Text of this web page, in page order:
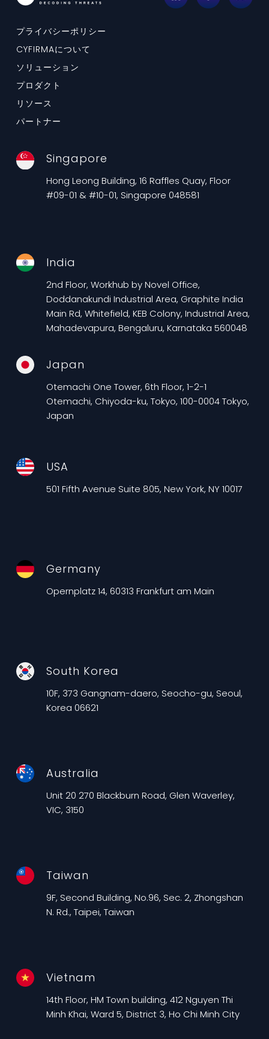
プライバシーポリシー
CYFIRMAについて
ソリューション
プロダクト
リソース
パートナー
Singapore
Hong Leong Building, 16 Raffles Quay, Floor
#09-01 & #10-01, Singapore 048581
India
2nd Floor, Workhub by Novel Office,
Doddanakundi Industrial Area, Graphite India
Main Rd, Whitefield, KEB Colony, Industrial Area,
Mahadevapura, Bengaluru, Karnataka 560048
Japan
Otemachi One Tower, 6th Floor, 1-2-1
Otemachi, Chiyoda-ku, Tokyo, 100-0004 Tokyo,
Japan
USA
501 Fifth Avenue Suite 805, New York, NY 10017
Germany
Opernplatz 14, 60313 Frankfurt am Main
South Korea
10F, 373 Gangnam-daero, Seocho-gu, Seoul,
Korea 06621
Australia
Unit 20 270 Blackburn Road, Glen Waverley,
VIC, 3150
Taiwan
9F, Second Building, No.96, Sec. 2, Zhongshan
N. Rd., Taipei, Taiwan
Vietnam
14th Floor, HM Town building, 412 Nguyen Thi
Minh Khai, Ward 5, District 3, Ho Chi Minh City